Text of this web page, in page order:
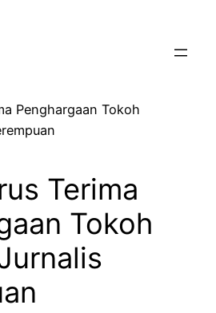
Terima
Tokoh